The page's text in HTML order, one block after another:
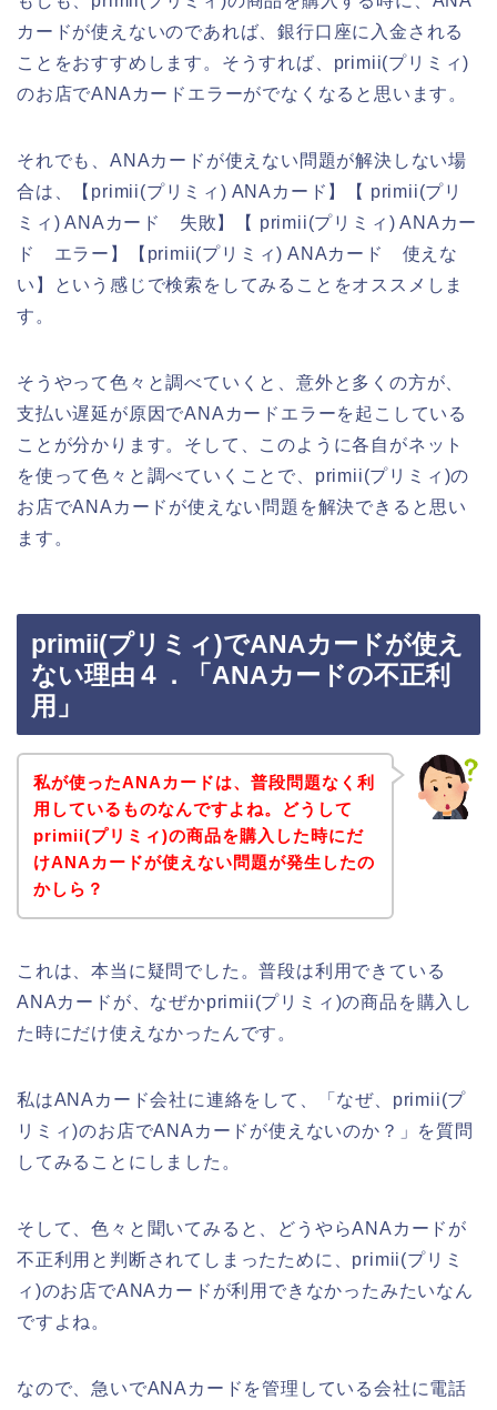
カードが使えないのであれば、銀行口座に入金される
ことをおすすめします。そうすれば、primii(プリミィ)
のお店でANAカードエラーがでなくなると思います。
それでも、ANAカードが使えない問題が解決しない場
合は、【primii(プリミィ) ANAカード】【 primii(プリ
ミィ) ANAカード 失敗】【 primii(プリミィ) ANAカー
ド エラー】【primii(プリミィ) ANAカード 使えな
い】という感じで検索をしてみることをオススメしま
す。
そうやって色々と調べていくと、意外と多くの方が、
支払い遅延が原因でANAカードエラーを起こしている
ことが分かります。そして、このように各自がネット
を使って色々と調べていくことで、primii(プリミィ)の
お店でANAカードが使えない問題を解決できると思い
ます。
primii(プリミィ)でANAカードが使え
ない理由４．「ANAカードの不正利
用」
私が使ったANAカードは、普段問題なく利
用しているものなんですよね。どうして
primii(プリミィ)の商品を購入した時にだ
けANAカードが使えない問題が発生したの
かしら？
これは、本当に疑問でした。普段は利用できている
ANAカードが、なぜかprimii(プリミィ)の商品を購入し
た時にだけ使えなかったんです。
私はANAカード会社に連絡をして、「なぜ、primii(プ
リミィ)のお店でANAカードが使えないのか？」を質問
してみることにしました。
そして、色々と聞いてみると、どうやらANAカードが
不正利用と判断されてしまったために、primii(プリミ
ィ)のお店でANAカードが利用できなかったみたいなん
ですよね。
なので、急いでANAカードを管理している会社に電話